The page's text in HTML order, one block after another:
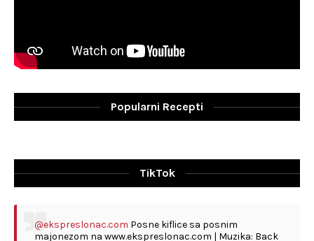
Popularni Recepti
TikTok
@ekspreslonac.com Posne kiflice sa posnim
majonezom na www.ekspreslonac.com | Muzika: Back